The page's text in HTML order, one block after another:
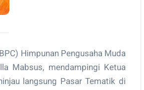
Himpunan Pengusaha Muda
Mabsus, mendampingi Ketua
langsung Pasar Tematik di